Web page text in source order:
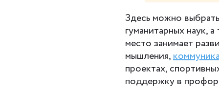
Здесь можно
гуманитарных наук,
место занимает
мышления,
проектах,
поддержку в